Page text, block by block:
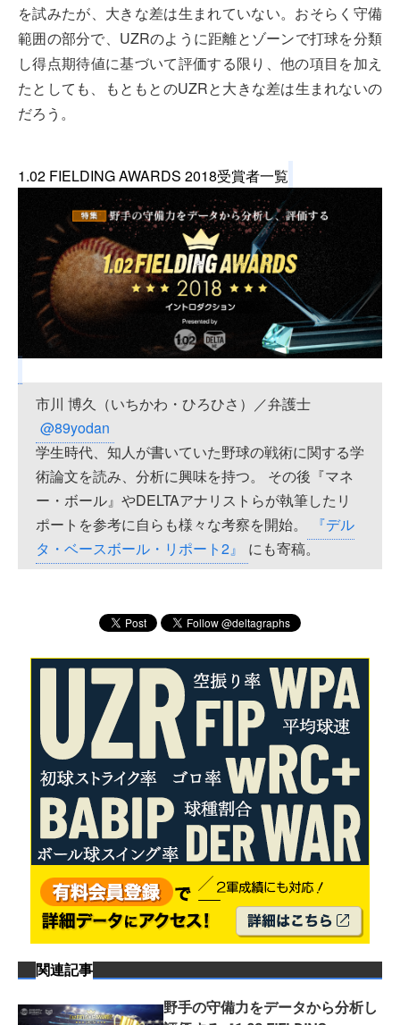
を試みたが、大きな差は生まれていない。おそらく守備
範囲の部分で、UZRのように距離とゾーンで打球を分類
し得点期待値に基づいて評価する限り、他の項目を加え
たとしても、もともとのUZRと大きな差は生まれないの
だろう。
1.02 FIELDING AWARDS 2018受賞者一覧
市川 博久（いちかわ・ひろひさ）／弁護士
@89yodan
学生時代、知人が書いていた野球の戦術に関する学
術論文を読み、分析に興味を持つ。 その後『マネ
ー・ボール』やDELTAアナリストらが執筆したリ
ポートを参考に自らも様々な考察を開始。
『デル
タ・ベースボール・リポート2』
にも寄稿。
関連記事
野手の守備力をデータから分析し